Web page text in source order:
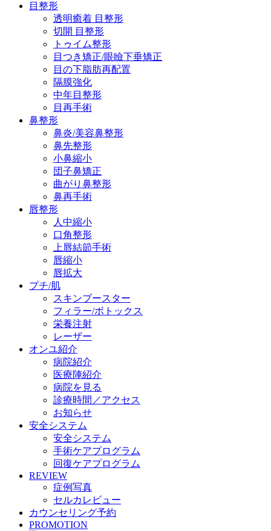
目整形
透明癒着 目整形
切開 目整形
トゥイム整形
目つき矯正/眼瞼下垂矯正
目の下脂肪再配置
隔膜強化
中年目整形
目再手術
鼻整形
鼻炎/美容鼻整形
鼻先整形
小鼻縮小
団子鼻矯正
曲がり鼻整形
鼻再手術
唇整形
人中縮小
口角整形
上唇結節手術
唇縮小
唇拡大
プチ/肌
スキンブースター
フィラー/ボトックス
栄養注射
レーザー
オンユ紹介
病院紹介
医療陣紹介
病院を見る
診療時間／アクセス
お知らせ
安全システム
安全システム
手術ケアプログラム
回復ケアプログラム
REVIEW
症例写真
セルカレビュー
カウンセリング予約
PROMOTION